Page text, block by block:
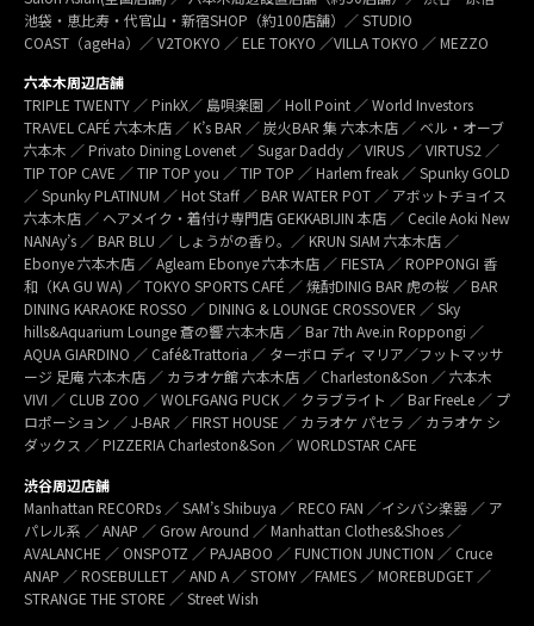
池袋・恵比寿・代官山・新宿SHOP（約100店舗）／ STUDIO
COAST（ageHa）／ V2TOKYO ／ ELE TOKYO ／VILLA TOKYO ／ MEZZO
六本木周辺店舗
TRIPLE TWENTY ／ PinkX／ 島唄楽園 ／ Holl Point ／ World Investors
TRAVEL CAFÉ 六本木店 ／ K’s BAR ／ 炭火BAR 集 六本木店 ／ ベル・オーブ
六本木 ／ Privato Dining Lovenet ／ Sugar Daddy ／ VIRUS ／ VIRTUS2 ／
TIP TOP CAVE ／ TIP TOP you ／ TIP TOP ／ Harlem freak ／ Spunky GOLD
／ Spunky PLATINUM ／ Hot Staff ／ BAR WATER POT ／ アボットチョイス
六本木店 ／ ヘアメイク・着付け専門店 GEKKABIJIN 本店 ／ Cecile Aoki New
NANAy’s ／ BAR BLU ／ しょうがの香り。／ KRUN SIAM 六本木店 ／
Ebonye 六本木店 ／ Agleam Ebonye 六本木店 ／ FIESTA ／ ROPPONGI 香
和（KA GU WA) ／ TOKYO SPORTS CAFÉ ／ 焼酎DINIG BAR 虎の桜 ／ BAR
DINING KARAOKE ROSSO ／ DINING & LOUNGE CROSSOVER ／ Sky
hills&Aquarium Lounge 蒼の響 六本木店 ／ Bar 7th Ave.in Roppongi ／
AQUA GIARDINO ／ Café&Trattoria ／ ターボロ ディ マリア／フットマッサ
ージ 足庵 六本木店 ／ カラオケ館 六本木店 ／ Charleston&Son ／ 六本木
VIVI ／ CLUB ZOO ／ WOLFGANG PUCK ／ クラブライト ／ Bar FreeLe ／ プ
ロポーション ／ J-BAR ／ FIRST HOUSE ／ カラオケ パセラ ／ カラオケ シ
ダックス ／ PIZZERIA Charleston&Son ／ WORLDSTAR CAFE
渋谷周辺店舗
Manhattan RECORDs ／ SAM’s Shibuya ／ RECO FAN ／イシバシ楽器 ／ ア
パレル系 ／ ANAP ／ Grow Around ／ Manhattan Clothes&Shoes ／
AVALANCHE ／ ONSPOTZ ／ PAJABOO ／ FUNCTION JUNCTION ／ Cruce
ANAP ／ ROSEBULLET ／ AND A ／ STOMY ／FAMES ／ MOREBUDGET ／
STRANGE THE STORE ／ Street Wish